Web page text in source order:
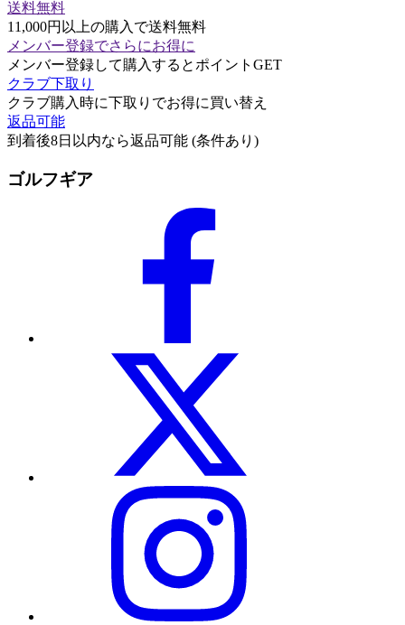
送料無料
11,000円以上の購入で送料無料
メンバー登録でさらにお得に
メンバー登録して購入するとポイントGET
クラブ下取り
クラブ購入時に下取りでお得に買い替え
返品可能
到着後8日以内なら返品可能 (条件あり)
ゴルフギア